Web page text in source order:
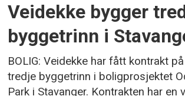
Veidekke bygger
byggetrinn i
BOLIG: Veidekke har fått kontrakt
tredje byggetrinn i boligprosjektet
Park i Stavanger. Kontrakten har en